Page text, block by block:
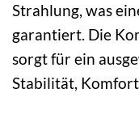
Strahlung, was
garantiert. Die
sorgt für ein
Stabilität,